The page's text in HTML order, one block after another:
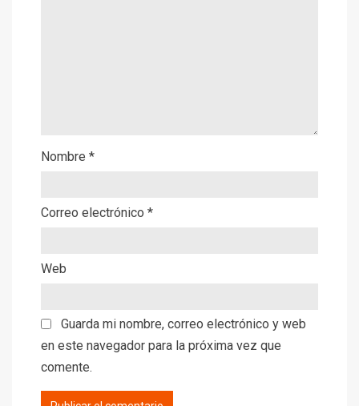
Nombre *
Correo electrónico *
Web
Guarda mi nombre, correo electrónico y web
en este navegador para la próxima vez que
comente.